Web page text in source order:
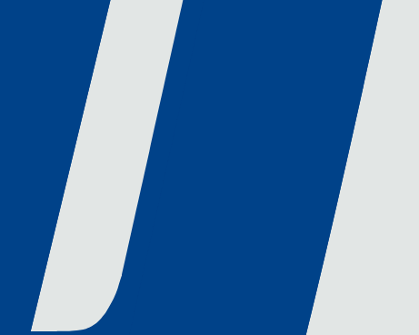
livrables et à la gestion des exigences
a permis de gagner la confiance de
de présence personnalisée aux côtés